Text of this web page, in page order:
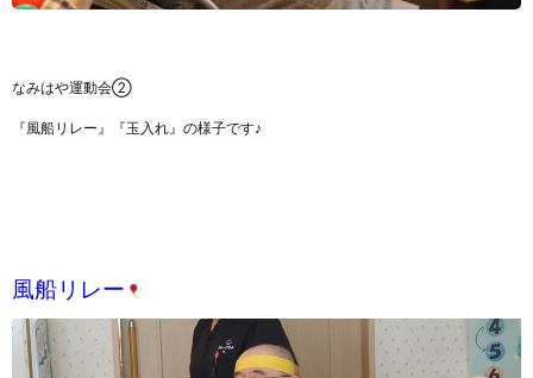
なみはや運動会②
『風船リレー』『玉入れ』の様子です♪
風船リレー
動
画
プ